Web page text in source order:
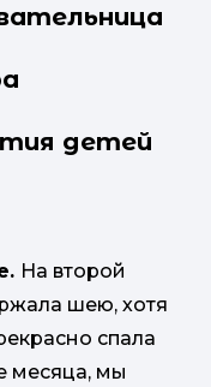
детей
На второй
шею, хотя
спала
месяца, мы